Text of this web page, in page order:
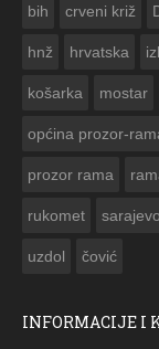
bih crveni križ
hnž hrvatska
košarka mostar
općina prozor-
prozor rama
rukomet sarajevo
uzdol čović
INFORMACIJE I